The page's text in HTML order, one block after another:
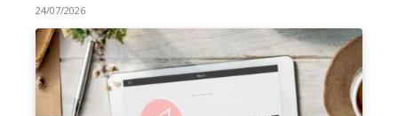
24/07/2026